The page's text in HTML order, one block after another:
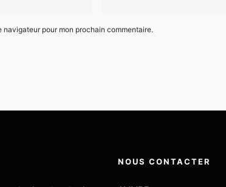
navigateur pour mon prochain commentaire.
NOUS CONTACTER